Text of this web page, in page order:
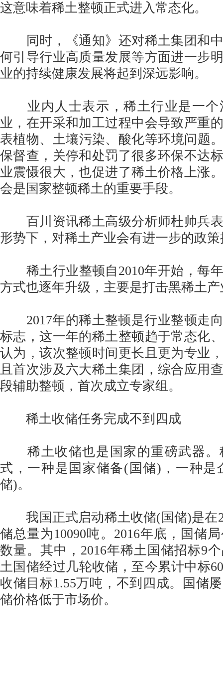
这意味着稀土整顿正式进入常态化。
同时，《通知》还对稀土集团和中
何引导行业高质量发展等方面进一步
业的持续健康发展将起到深远影响。
业内人士表示，稀土行业是一个
业，在开采和加工过程中会导致严重
表植物、土壤污染、酸化等环境问题
保督查，关停和处罚了很多环保不达
业震慑很大，也促进了稀土价格上涨
会是国家整顿稀土的重要手段。
百川资讯稀土高级分析师杜帅兵表
形势下，对稀土产业会有进一步的政
稀土行业整顿自2010年开始，每
方式也逐年升级，主要是打击黑稀土
2017年的稀土整顿是行业整顿走
标志，这一年的稀土整顿趋于常态化
认为，该次整顿时间更长且更为专业
且首次涉及六大稀土集团，综合应用
段辅助整顿，首次成立专家组。
稀土收储任务完成不到四成
稀土收储也是国家的重磅武器。
式，一种是国家储备(国储)，一种是
储)。
我国正式启动稀土收储(国储)是在
储总量为10090吨。2016年底，国储
数量。其中，2016年稀土国储招标9
土国储经过几轮收储，至今累计中标
收储目标1.55万吨，不到四成。国储
储价格低于市场价。